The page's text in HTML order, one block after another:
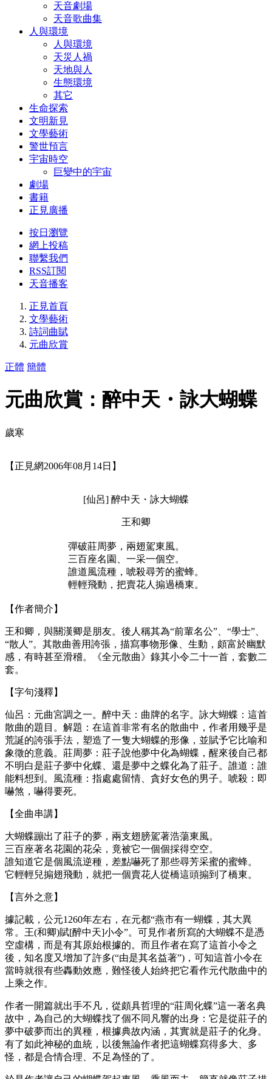
天音劇場
天音歌曲集
人與環境
人與環境
天災人禍
天地與人
生態環境
其它
生命探索
文明新見
文學藝術
警世預言
宇宙時空
巨變中的宇宙
劇場
書籍
正見廣播
按日瀏覽
網上投稿
聯繫我們
RSS訂閱
天音播客
正見首頁
文學藝術
詩詞曲賦
元曲欣賞
正體 簡體
元曲欣賞：醉中天・詠大蝴蝶
歲寒
【正見網2006年08月14日】
[仙呂] 醉中天・詠大蝴蝶
王和卿
彈破莊周夢，兩翅駕東風。
三百座名園、一采一個空。
誰道風流種，唬殺尋芳的蜜蜂。
輕輕飛動，把賣花人搧過橋東。
【作者簡介】
王和卿，與關漢卿是朋友。後人稱其為“前輩名公”、“學士”、
“散人”。其散曲善用誇張，描寫事物形像、生動，頗富於幽默
感，有時甚至滑稽。《全元散曲》錄其小令二十一首，套數二
套。
【字句淺釋】
仙呂：元曲宮調之一。醉中天：曲牌的名字。詠大蝴蝶：這首
散曲的題目。解題：在這首非常有名的散曲中，作者用幾乎是
荒誕的誇張手法，塑造了一隻大蝴蝶的形像，並賦予它比喻和
象徵的意義。莊周夢：莊子說他夢中化為蝴蝶，醒來後自己都
不明白是莊子夢中化蝶、還是夢中之蝶化為了莊子。誰道：誰
能料想到。風流種：指處處留情、貪好女色的男子。唬殺：即
嚇煞，嚇得要死。
【全曲串講】
大蝴蝶蹦出了莊子的夢，兩支翅膀駕著浩蕩東風。
三百座著名花園的花朵，竟被它一個個採得空空。
誰知道它是個風流逆種，差點嚇死了那些尋芳采蜜的蜜蜂。
它輕輕兒搧翅飛動，就把一個賣花人從橋這頭搧到了橋東。
【言外之意】
據記載，公元1260年左右，在元都“燕市有一蝴蝶，其大異
常。王(和卿)賦[醉中天]小令”。可見作者所寫的大蝴蝶不是憑
空虛構，而是有其原始根據的。而且作者在寫了這首小令之
後，知名度又增加了許多(“由是其名益著”)，可知這首小令在
當時就很有些轟動效應，難怪後人始終把它看作元代散曲中的
上乘之作。
作者一開篇就出手不凡，從頗具哲理的“莊周化蝶”這一著名典
故中，為自己的大蝴蝶找了個不同凡響的出身：它是從莊子的
夢中破夢而出的異種，根據典故內涵，其實就是莊子的化身。
有了如此神秘的血統，以後無論作者把這蝴蝶寫得多大、多
怪，都是合情合理、不足為怪的了。